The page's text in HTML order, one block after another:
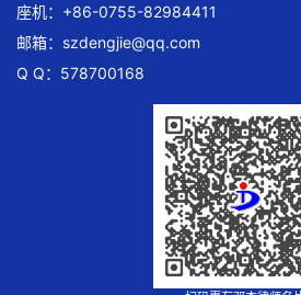
座机：+86-0755-82984411
邮箱： szdengjie@qq.com
Q Q：578700168